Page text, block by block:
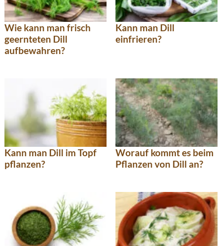
Wie kann man frisch
geernteten Dill
aufbewahren?
Kann man Dill
einfrieren?
Kann man Dill im Topf
pflanzen?
Worauf kommt es beim
Pflanzen von Dill an?